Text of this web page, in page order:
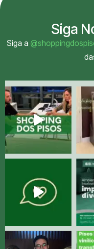
Siga
Siga a